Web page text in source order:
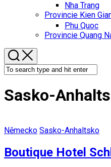
Nha Trang
Provincie Kien
Phu Quoc
Provincie Quang
Sasko-
Německo Sasko-Anhaltsko
Boutique Hotel